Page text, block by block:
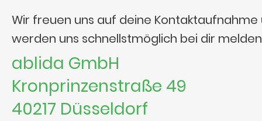
Wir freuen uns auf deine Kontaktaufnahme
werden uns schnellstmöglich bei dir
ablida GmbH
Kronprinzenstraße 49
40217 Düsseldorf